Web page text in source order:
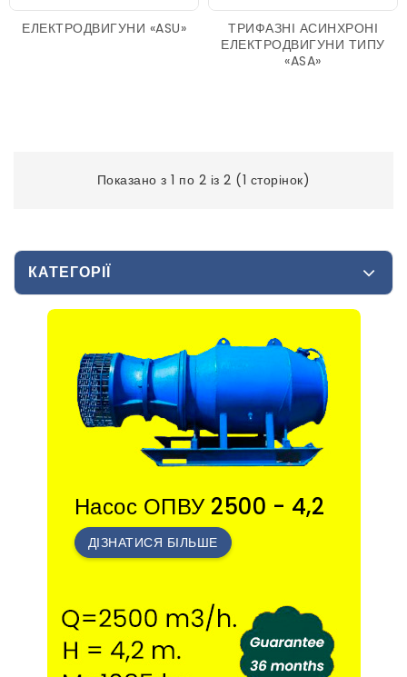
ЕЛЕКТРОДВИГУНИ «ASU»
ТРИФАЗНІ АСИНХРОНІ
ЕЛЕКТРОДВИГУНИ ТИПУ
«ASA»
Показано з 1 по 2 із 2 (1 сторінок)
КАТЕГОРІЇ
Насос ОПВУ 2500 - 4,2
ДІЗНАТИСЯ БІЛЬШЕ